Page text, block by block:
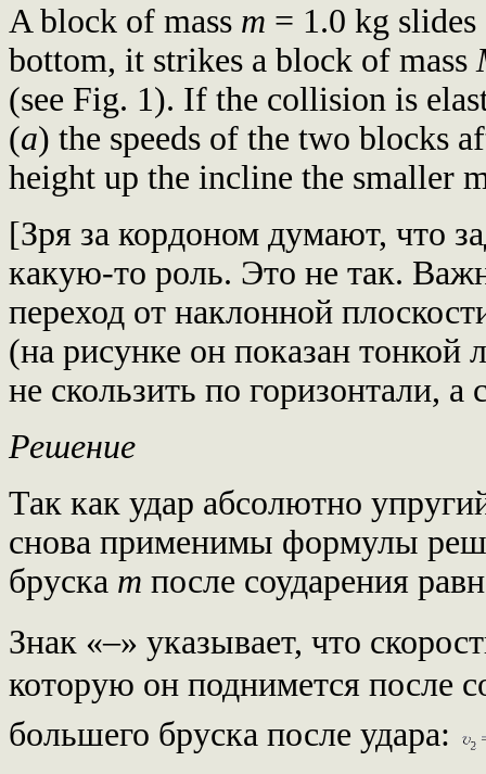
A block of mass m = 1.0 kg
bottom, it strikes a block of mass
(see Fig. 1). If the collision is
(a) the speeds of the two blocks
height up the incline the smaller
[Зря за кордоном думают, что
какую-то роль. Это не так.
переход от наклонной
(на рисунке он показан
не скользить по горизонтали, а
Решение
Так как удар абсолютно
снова применимы формулы
бруска m после соударения
Знак «–» указывает, что
которую он поднимется после
большего бруска после удара: